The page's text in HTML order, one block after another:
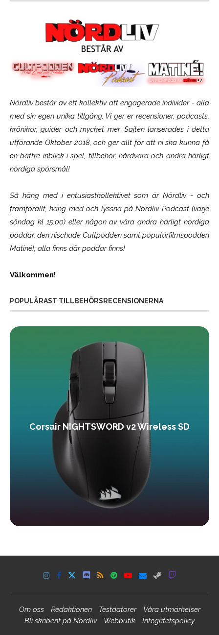
Nördliv består av ett kollektiv att engagerade individer - alla
med sin egen unika tillgång. Vi ger er recensioner, podcasts,
krönikor, guider och mycket mer. Sajten lanserades i detta
utförande Oktober 2018, och ger allt för att ni ska kunna få
en bättre inblick i spel, tillbehör, hårdvara och andra härligt
nördiga spörsmål!
Så häng med i entusiastkollektivet som ärNördliv- och
framförallt, häng med och lyssna på Nördliv Podcast (varje
söndag kl 15.00) eller någon av våra andra härligt nördiga
poddar, den nischade Cultpodden samt populärfilmspodden
Matiné!; alla finns där poddar finns!
Välkommen!
POPULÄRAST TILLBEHÖRSRECENSIONERNA
Corsair NIGHTSWORD v2 Wireless SD
Om oss Redaktionen Testdatorer
Våra utmärkelser
Bli skribent på Nördliv
Webbutik Integritetspolicy